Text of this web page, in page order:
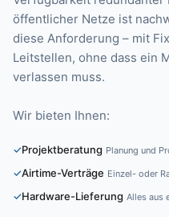
öffentlicher Netze ist
diese Anforderung – mit
Leitstellen, ohne dass ein
verlassen muss.
Wir bieten Ihnen:
Projektberatung Planung und
Airtime-Verträge Einzel- oder
Hardware-Lieferung Alles aus